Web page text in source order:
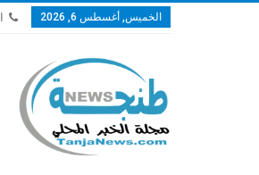
الخميس, أغسطس 6, 2026